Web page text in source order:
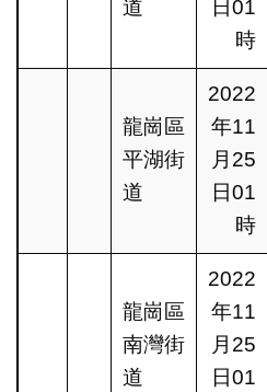
道
日01
時
龍崗區
平湖街
道
2022
年11
月25
日01
時
龍崗區
南灣街
道
2022
年11
月25
日01